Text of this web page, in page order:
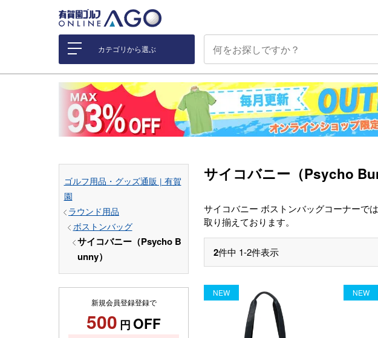
カテゴリから選ぶ
ゴルフ用品・グッズ通販 | 有賀
園
ラウンド用品
ボストンバッグ
サイコバニー（Psycho B
unny）
新規会員登録登録で
500 円 OFF
サイコバニー（Psycho
サイコバニー ボストンバッグコーナーで
取り揃えております。
2件中 1-2件表示
NEW NEW